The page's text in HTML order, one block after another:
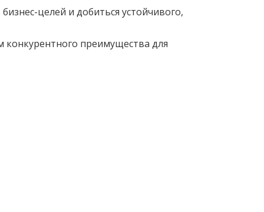
целей и добиться устойчивого,
конкурентного преимущества для